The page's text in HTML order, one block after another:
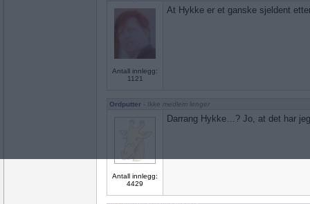
Antall innlegg:
1121
At Hykke er et ganske sjeldent
Ordputter - Ikke medlem lenger
Antall innlegg:
4429
Darrang Hykke…? Jo, at det har